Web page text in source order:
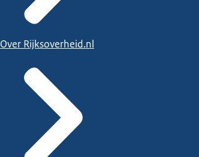
Over Rijksoverheid.nl